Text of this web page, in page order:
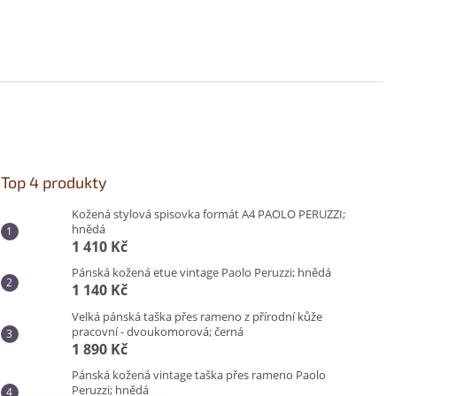
Top 4 produkty
Kožená stylová spisovka formát A4 PAOLO PERUZZI;
hnědá
1 410 Kč
Pánská kožená etue vintage Paolo Peruzzi; hnědá
1 140 Kč
Velká pánská taška přes rameno z přírodní kůže
pracovní - dvoukomorová; černá
1 890 Kč
Pánská kožená vintage taška přes rameno Paolo
Peruzzi; hnědá